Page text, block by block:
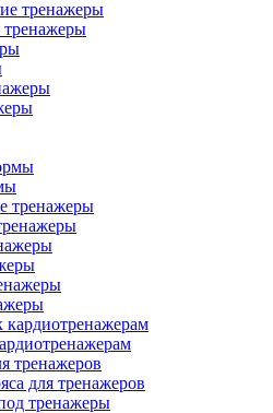
тренажеры
тренажеров
для тренажеров
тренажеры